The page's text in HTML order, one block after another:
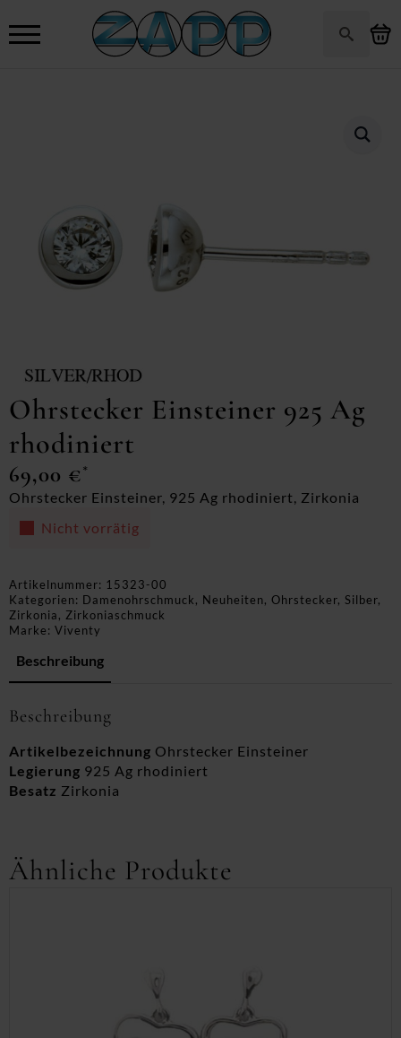
Ohrstecker Einsteiner 925 Ag
rhodiniert
69,00 €*
Ohrstecker Einsteiner, 925 Ag rhodiniert, Zirkonia
Nicht vorrätig
Artikelnummer: 15323-00
Kategorien: Damenohrschmuck, Neuheiten, Ohrstecker, Silber,
Zirkonia, Zirkoniaschmuck
Marke: Viventy
Beschreibung
Beschreibung
Artikelbezeichnung Ohrstecker Einsteiner
Legierung 925 Ag rhodiniert
Besatz Zirkonia
Ähnliche Produkte